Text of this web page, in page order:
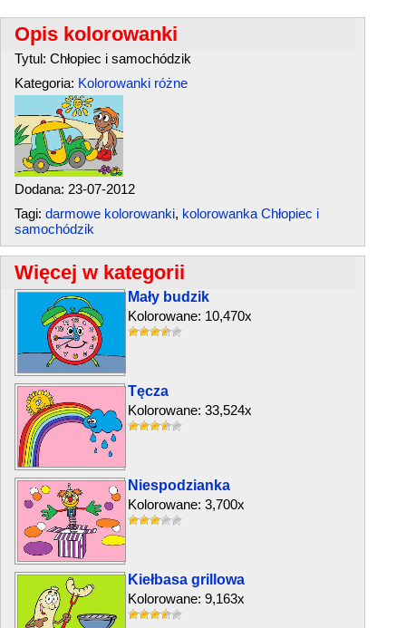
Opis kolorowanki
Tytul: Chłopiec i samochódzik
Kategoria: Kolorowanki różne
Dodana: 23-07-2012
Tagi: darmowe kolorowanki, kolorowanka Chłopiec i
samochódzik
Więcej w kategorii
Mały budzik
Kolorowane: 10,470x
Tęcza
Kolorowane: 33,524x
Niespodzianka
Kolorowane: 3,700x
Kiełbasa grillowa
Kolorowane: 9,163x